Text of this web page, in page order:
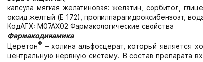
капсула мягкая желатиновая: желатин, сорбитол,
оксид желтый (Е 172), пропилпарагидроксибензоат,
КодАТХ: М07АХ02 Фармакологические свойства
Фармакодинамика
Церетон® – холина альфосцерат, который является
центральную нервную систему. В состав препарата